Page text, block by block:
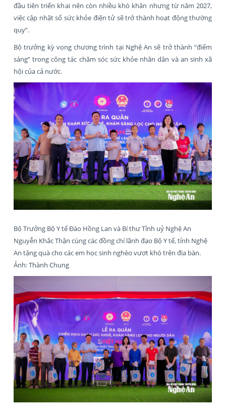
đầu tiên triển khai nên còn nhiều khó khăn nhưng từ năm 2027,
việc cập nhật sổ sức khỏe điện tử sẽ trở thành hoạt động thường
quy”.
Bộ trưởng kỳ vọng chương trình tại Nghệ An sẽ trở thành “điểm
sáng” trong công tác chăm sóc sức khỏe nhân dân và an sinh xã
hội của cả nước.
Bộ Trưởng Bộ Y tế Đào Hồng Lan và Bí thư Tỉnh uỷ Nghệ An
Nguyễn Khắc Thận cùng các đồng chí lãnh đạo Bộ Y tế, tỉnh Nghệ
An tặng quà cho các em học sinh nghèo vượt khó trên địa bàn.
Ảnh: Thành Chung